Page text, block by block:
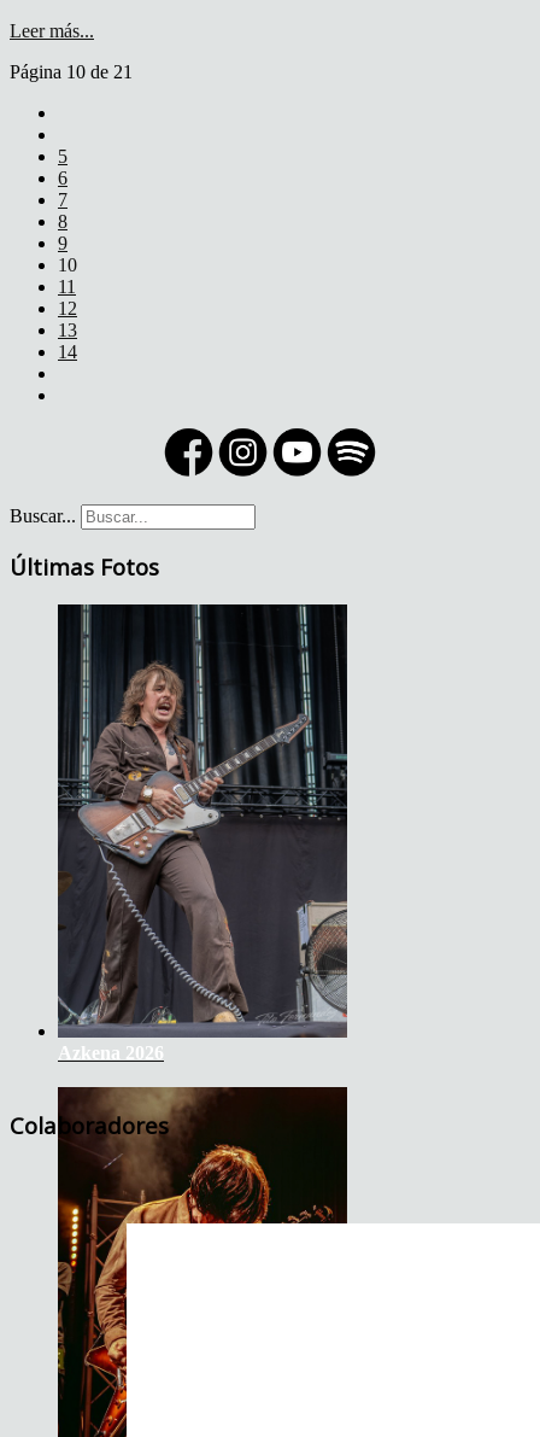
Leer más...
Página 10 de 21
5
6
7
8
9
10
11
12
13
14
Buscar...
Últimas Fotos
Azkena 2026
Colaboradores